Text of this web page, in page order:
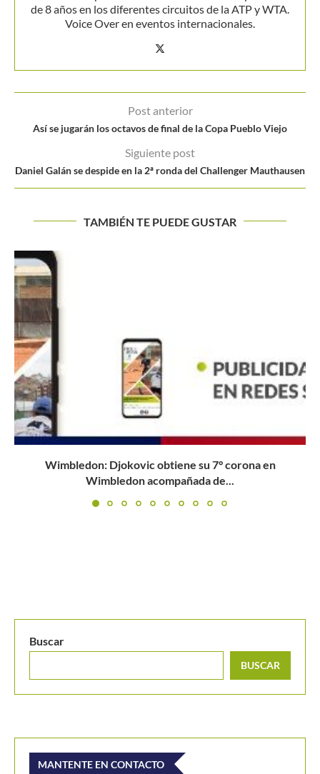
de 8 años en los diferentes circuitos de la ATP y WTA.
Voice Over en eventos internacionales.
Post anterior
Así se jugarán los octavos de final de la Copa Pueblo Viejo
Siguiente post
Daniel Galán se despide en la 2ª ronda del Challenger Mauthausen
TAMBIÉN TE PUEDE GUSTAR
Camila Osorio saca tiquete para los cuartos de final del...
BUSCAR